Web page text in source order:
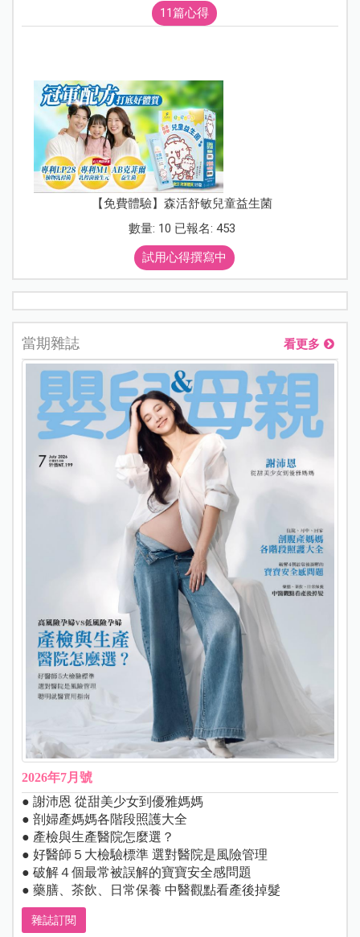
11篇心得
【免費體驗】森活舒敏兒童益生菌
數量: 10 已報名: 453
試用心得撰寫中
當期雜誌 看更多
2026年7月號
● 謝沛恩 從甜美少女到優雅媽媽
● 剖婦產媽媽各階段照護大全
● 產檢與生產醫院怎麼選？
● 好醫師５大檢驗標準 選對醫院是風險管理
● 破解４個最常被誤解的寶寶安全感問題
● 藥膳、茶飲、日常保養 中醫觀點看產後掉髮
雜誌訂閱